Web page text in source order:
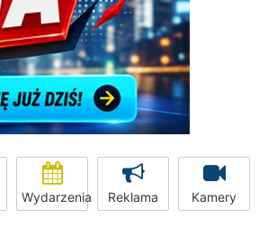
Wydarzenia Reklama Kamery